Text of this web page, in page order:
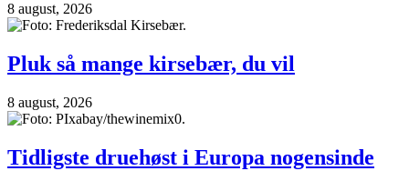
8 august, 2026
Pluk så mange kirsebær, du vil
8 august, 2026
Tidligste druehøst i Europa nogensinde